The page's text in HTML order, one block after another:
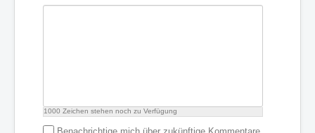
1000 Zeichen stehen noch zu Verfügung